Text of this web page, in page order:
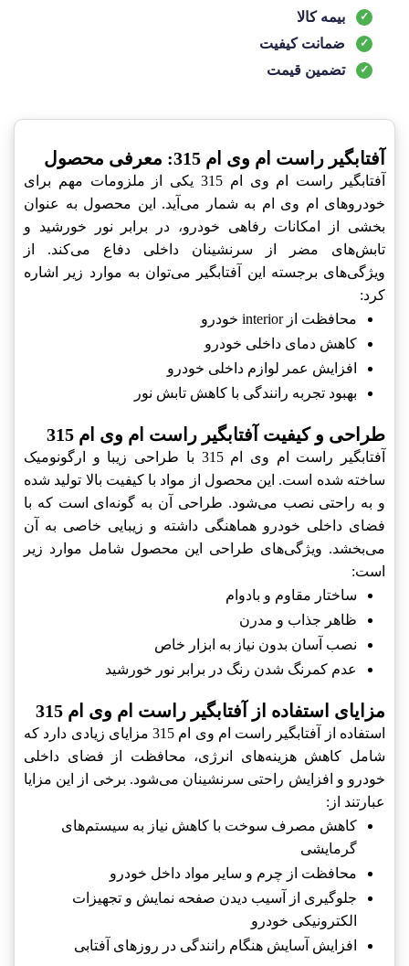
بیمه کالا
ضمانت کیفیت
تضمین قیمت
آفتابگیر راست ام وی ام 315: معرفی محصول
آفتابگیر راست ام وی ام 315 یکی از ملزومات مهم برای
خودروهای ام وی ام به شمار می‌آید. این محصول به عنوان
بخشی از امکانات رفاهی خودرو، در برابر نور خورشید و
تابش‌های مضر از سرنشینان داخلی دفاع می‌کند. از
ویژگی‌های برجسته این آفتابگیر می‌توان به موارد زیر اشاره
کرد:
محافظت از interior خودرو
کاهش دمای داخلی خودرو
افزایش عمر لوازم داخلی خودرو
بهبود تجربه رانندگی با کاهش تابش نور
طراحی و کیفیت آفتابگیر راست ام وی ام 315
آفتابگیر راست ام وی ام 315 با طراحی زیبا و ارگونومیک
ساخته شده است. این محصول از مواد با کیفیت بالا تولید شده
و به راحتی نصب می‌شود. طراحی آن به گونه‌ای است که با
فضای داخلی خودرو هماهنگی داشته و زیبایی خاصی به آن
می‌بخشد. ویژگی‌های طراحی این محصول شامل موارد زیر
است:
ساختار مقاوم و بادوام
ظاهر جذاب و مدرن
نصب آسان بدون نیاز به ابزار خاص
عدم کمرنگ شدن رنگ در برابر نور خورشید
مزایای استفاده از آفتابگیر راست ام وی ام 315
استفاده از آفتابگیر راست ام وی ام 315 مزایای زیادی دارد که
شامل کاهش هزینه‌های انرژی، محافظت از فضای داخلی
خودرو و افزایش راحتی سرنشینان می‌شود. برخی از این مزایا
عبارتند از:
کاهش مصرف سوخت با کاهش نیاز به سیستم‌های
گرمایشی
محافظت از چرم و سایر مواد داخل خودرو
جلوگیری از آسیب دیدن صفحه نمایش و تجهیزات
الکترونیکی خودرو
افزایش آسایش هنگام رانندگی در روزهای آفتابی